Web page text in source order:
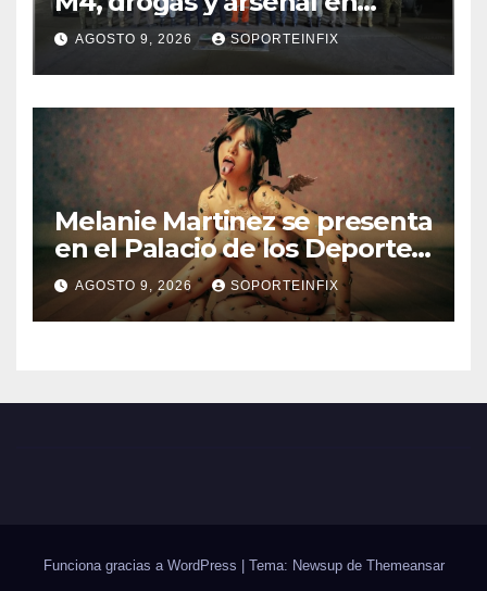
carretera de Tabasco
AGOSTO 9, 2026 SOPORTEINFIX
Melanie Martinez se presenta
en el Palacio de los Deportes
con ‘Hades: The Sacrifice
Tour’
AGOSTO 9, 2026 SOPORTEINFIX
Funciona gracias a WordPress Tema: Newsup de Themeansar